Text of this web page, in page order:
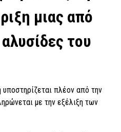
μιας από
του
πλέον από την
με την εξέλιξη των